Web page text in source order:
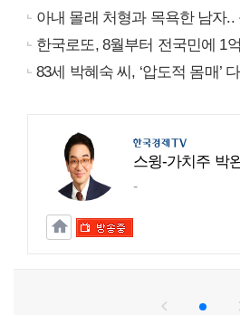
아내 몰래 처형과 목욕한 남자..
한국로또, 8월부터 전국민에 1
83세 박혜숙 씨, ‘압도적 몸매’
스윙-가치주 박
-